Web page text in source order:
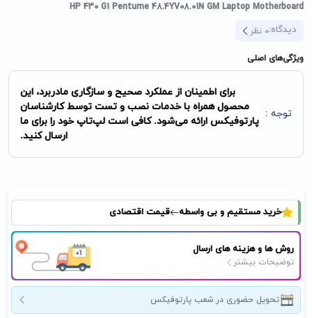
HP 430 G1 Pentume 48.4YV08.01N GM Laptop Motherboard
دیدگاه:0 نظر
ویژگی‌های اصلی
توجه :
برای اطمینان از عملکرد صحیح و سازگاری مادربرد، این
محصول همراه با خدمات نصب و تست توسط کارشناسان
پارتوفیکس ارائه می‌شود. کافی است لپ‌تاپ خود را برای ما
ارسال کنید.
خرید مستقیم و بی واسطه قیمت اقتصادی
روش ها و هزینه های ارسال
توضیحات بیشتر
تحویل حضوری در شعب پارتوفیکس